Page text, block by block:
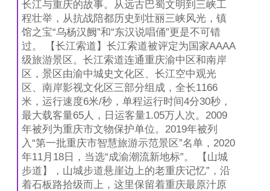
长江与重庆的故事。从远古巴蜀文明到三峡工
程壮举，从抗战陪都历史到壮丽三峡风光，镇
馆之宝“乌杨汉阙”和“东汉说唱俑”更是不可错
过。 【长江索道】长江索道被评定为国家AAAA
级旅游景区。长江索道连通重庆渝中区和南岸
区，景区由渝中城史文化区、长江空中观光
区、南岸影视文化区三部分组成，全长1166
米，运行速度6米/秒，单程运行时间4分30秒，
最大载客量65人，日运客量1.05万人次。2009
年被列为重庆市文物保护单位。2019年被列
入“第一批重庆市智慧旅游示范景区”名单，2020
年11月18日，当选“成渝潮流新地标”。 【山城
步道】，山城步道悬崖边上的老重庆记忆”，沿
着石板路拾级而上，这里保留着重庆最原汁原